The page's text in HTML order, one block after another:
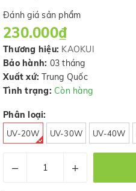
Đánh giá sản phẩm
230.000₫
Thương hiệu: KAOKUI
Bảo hành: 03 tháng
Xuất xứ: Trung Quốc
Tình trạng: Còn hàng
Phân loại:
UV-20W UV-30W UV-40W
– +